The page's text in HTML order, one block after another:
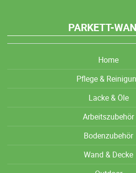
PARKETT-
Home
Pflege &
Lacke & Öle
Arbeitszubehör
Bodenzubehör
Wand & Decke